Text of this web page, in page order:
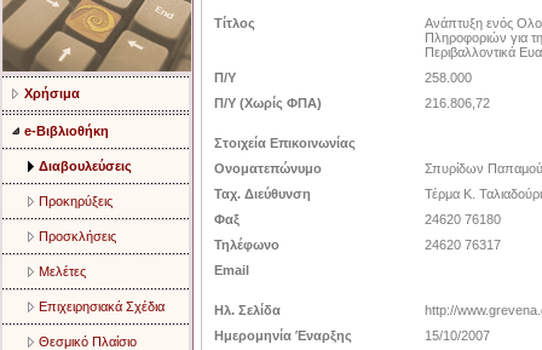
Χρήσιμα
e-Βιβλιοθήκη
Διαβουλεύσεις
Προκηρύξεις
Προσκλήσεις
Μελέτες
Επιχειρησιακά Σχέδια
Θεσμικό Πλαίσιο
Τίτλος
Ανάπτυξη ενός
Πληροφοριών για
Περιβαλλοντικά
Π/Υ
258.000
Π/Υ (Χωρίς ΦΠΑ)
216.806,72
Στοιχεία Επικοινωνίας
Ονοματεπώνυμο
Σπυρίδων
Ταχ. Διεύθυνση
Τέρμα Κ.
Φαξ
24620 76180
Τηλέφωνο
24620 76317
Email
Ηλ. Σελίδα
http://
Ημερομηνία Έναρξης
15/10/2007